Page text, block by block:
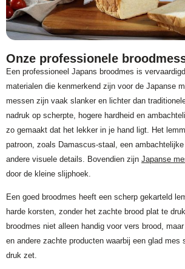
Onze professionele
Een professioneel Japans broodmes is
materialen die kenmerkend zijn voor de Japanse
messen zijn vaak slanker en lichter dan
nadruk op scherpte, hogere hardheid en
zo gemaakt dat het lekker in je hand ligt. Het
patroon, zoals Damascus-staal, een
andere visuele details. Bovendien zijn Japanse
door de kleine slijphoek.
Een goed broodmes heeft een scherp gekarteld
harde korsten, zonder het zachte brood plat te
broodmes niet alleen handig voor vers brood,
en andere zachte producten waarbij een glad mes
druk zet.